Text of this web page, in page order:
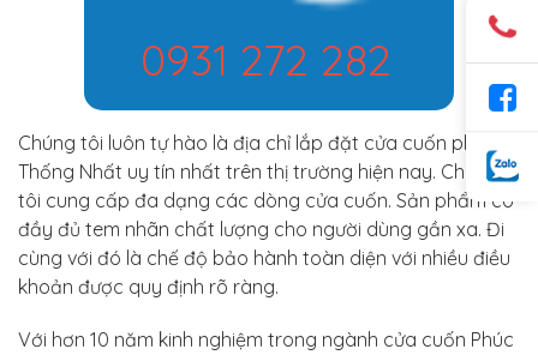
0931 272 282
Chúng tôi luôn tự hào là địa chỉ lắp đặt cửa cuốn phường
Thống Nhất uy tín nhất trên thị trường hiện nay. Chúng
tôi cung cấp đa dạng các dòng cửa cuốn. Sản phẩm có
đầy đủ tem nhãn chất lượng cho người dùng gần xa. Đi
cùng với đó là chế độ bảo hành toàn diện với nhiều điều
khoản được quy định rõ ràng.
Với hơn 10 năm kinh nghiệm trong ngành cửa cuốn Phúc